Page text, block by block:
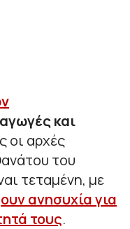
και
οι αρχές
του
τεταμένη, με
ανησυχία για
τους.